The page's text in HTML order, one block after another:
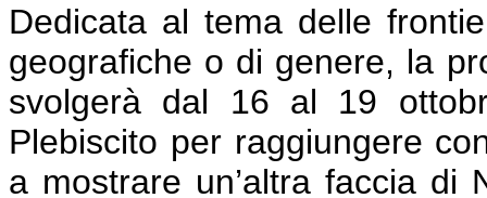
Dedicata al tema delle
geografiche o di genere, la
svolgerà dal 16 al 19
Plebiscito per raggiungere
a mostrare un’altra faccia di